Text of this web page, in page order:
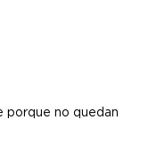
porque no quedan